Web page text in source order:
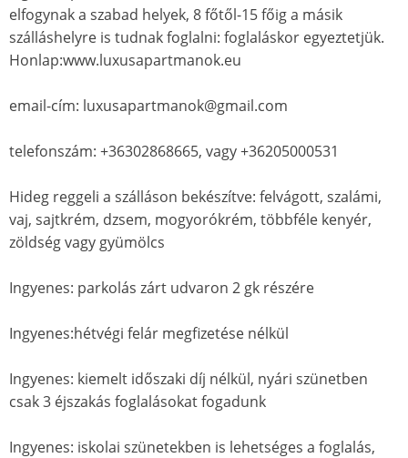
elfogynak a szabad helyek, 8 főtől-15 főig a másik
szálláshelyre is tudnak foglalni: foglaláskor egyeztetjük.
Honlap:www.luxusapartmanok.eu
email-cím: luxusapartmanok@gmail.com
telefonszám: +36302868665, vagy +36205000531
Hideg reggeli a szálláson bekészítve: felvágott, szalámi,
vaj, sajtkrém, dzsem, mogyorókrém, többféle kenyér,
zöldség vagy gyümölcs
Ingyenes: parkolás zárt udvaron 2 gk részére
Ingyenes:hétvégi felár megfizetése nélkül
Ingyenes: kiemelt időszaki díj nélkül, nyári szünetben
csak 3 éjszakás foglalásokat fogadunk
Ingyenes: iskolai szünetekben is lehetséges a foglalás,